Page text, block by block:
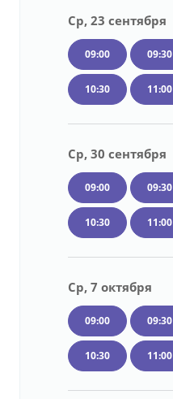
Ср, 23 сентября
09:00 09:30
10:30 11:00
Ср, 30 сентября
09:00 09:30
10:30 11:00
Ср, 7 октября
09:00 09:30
10:30 11:00